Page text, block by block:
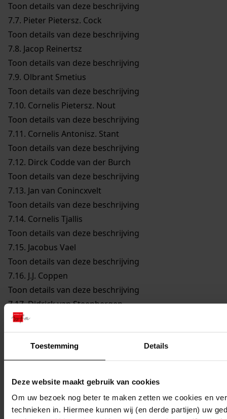
Toestemming Details
Deze website maakt gebruik van cookies
Om uw bezoek nog beter te maken zetten we cookies en
technieken in. Hiermee kunnen wij (en derde partijen) uw
Toon details van deze beschrijving
7.7. Pieter Pietersz. Cock
Toon details van deze beschrijving
7.8. Jacop Reinertsz
Toon details van deze beschrijving
7.9. Olbrant Smetius
Toon details van deze beschrijving
7.10. Cornelis Pietersz. Nout
Toon details van deze beschrijving
7.11. Cornelis Antonisz. Stant
Toon details van deze beschrijving
7.12. Dirck Codde van der Burch
Toon details van deze beschrijving
7.13. Jan van Conincxvelt
Toon details van deze beschrijving
7.14. Cornelis Tjallis
Toon details van deze beschrijving
7.15. Jacobus Vael
Toon details van deze beschrijving
7.16. J.J. Coppen
Toon details van deze beschrijving
7.17.Didrick van Steenbergen
Toon details van deze beschrijving
7.18.Reijer Claesz. Sampson
Toon details van deze beschrijving
7.19.Remmet Jansz. Keijser
Joannes Cleyers
Toon details van deze beschrijving